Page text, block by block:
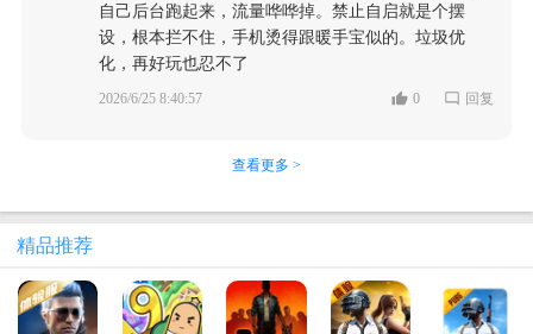
自己后台跑起来，流量哗哗掉。禁止自启就是个摆
设，根本拦不住，手机烫得跟暖手宝似的。垃圾优
化，再好玩也忍不了
2026/6/25 8:40:57 0 回复
查看更多 >
精品推荐